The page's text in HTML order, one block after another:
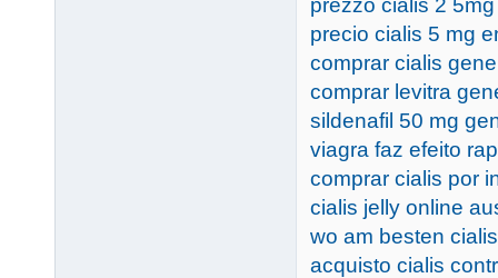
precio cialis 5 mg
comprar cialis
comprar levitra
sildenafil 50 mg
viagra faz efeito
comprar cialis por
cialis jelly online
wo am besten
acquisto cialis